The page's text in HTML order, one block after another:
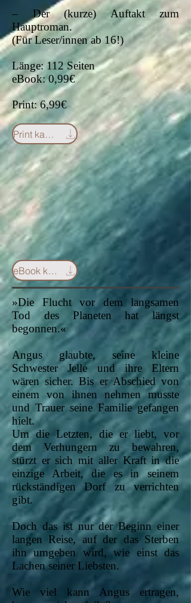
– Der (kurze) Auftakt zum
Hauptroman.
(Für Leser/innen ab 16!)
Länge: 112 Seiten
eBook: 0,99€
Print: 6,99€
Print kaufen
eBook kaufen
»Die Flucht vor dem langsamen
Tod des Planeten hat längst
begonnen.«
Angus glaubte, seine kleine
Schwester Jelle und ihre Eltern
wären sicher. Bis er Abschied von
einem von ihnen nehmen musste
und Trauer seine Familie gefangen
hielt.
Um die Letzten, die er liebt, vor
dem Verhungern zu bewahren,
stürzt er sich mit aller Kraft in die
einzige Arbeit, die es in seinem
rückständigen Dorf zu verrichten
gibt.
Doch das ist nur der Beginn einer
langen Reise, auf der das Sterben
ihn umgeben wird, wie einst das
Lachen seiner Liebsten.
Wie viel kann Angus ertragen,